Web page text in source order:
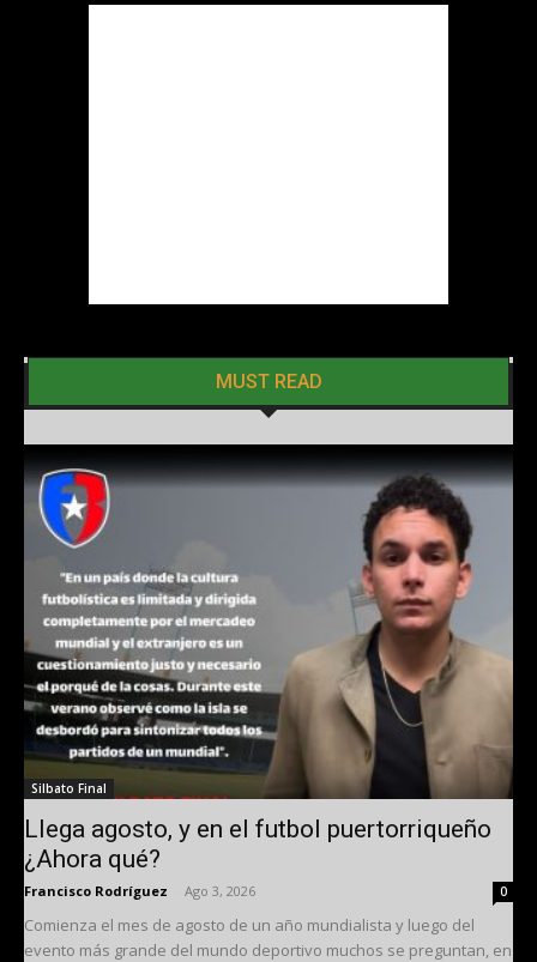
MUST READ
Silbato Final
Llega agosto, y en el futbol puertorriqueño
¿Ahora qué?
Francisco Rodríguez Ago 3, 2026 0
Comienza el mes de agosto de un año mundialista y luego del
evento más grande del mundo deportivo muchos se preguntan, en